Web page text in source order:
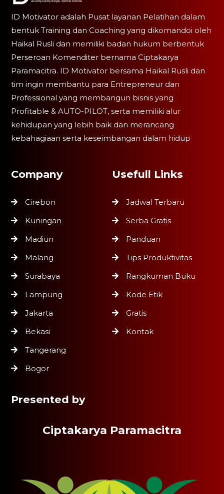
ID Motivator adalah Pusat layanan Pelatihan dalam
bentuk Training dan Coaching yang dikomandoi oleh
Haikal Rusli dan memiliki badan hukum berbentuk
Perseroan Komenditer bernama Ciptakarya
Paramacitra. ID Motivator bersama Haikal Rusli dan
tim ingin membantu para Entrepreneur dan
Professional yang membangun bisnis yang
Profitable & AUTO-PILOT, serta memiliki alur
kehidupan yang lebih baik dan merancang
kebahagiaan serta keseimbangan dalam hidup
Company
Cirebon
Kuningan
Madiun
Malang
Surabaya
Lampung
Jakarta
Bekasi
Tangerang
Bogor
Usefull Links
Jadwal Terbaru
Serba Gratis
Panduan
Tips Produktivitas
Rangkuman Buku
Kode Etik
Gratis
Kontak
Presented by
Ciptakarya Paramacitra